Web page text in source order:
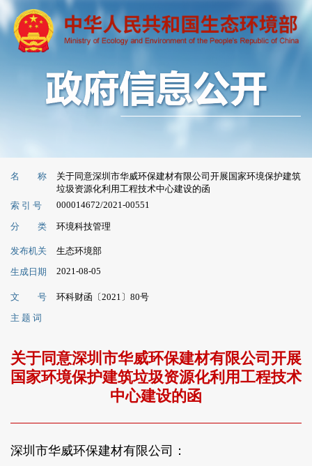
名 称
关于同意深圳市华威环保建材有限公司开展国家环境保护建筑
垃圾资源化利用工程技术中心建设的函
索 引 号
000014672/2021-00551
分 类 环境科技管理
发布机关
生态环境部
生成日期
2021-08-05
文 号
环科财函〔2021〕80号
主 题 词
关于同意深圳市华威环保建材有限公司开展
国家环境保护建筑垃圾资源化利用工程技术
中心建设的函
深圳市华威环保建材有限公司：